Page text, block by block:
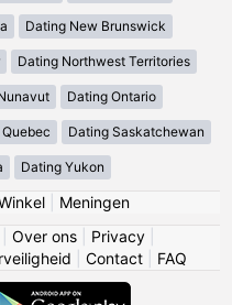
Dating New Brunswick
Dating Northwest Territories
Dating Ontario
Dating Saskatchewan
Dating Yukon
| Meningen
Over ons Privacy
Contact FAQ